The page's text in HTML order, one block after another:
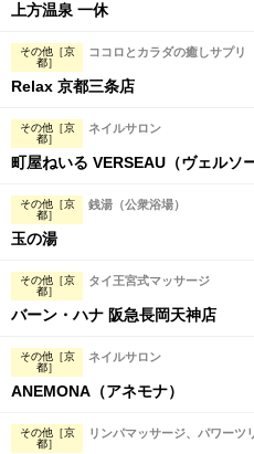
上方温泉 一休
その他［京
都］
ココロとカラダの癒しサプリ
Relax 京都三条店
その他［京
都］
ネイルサロン
町屋ねいる VERSEAU（ヴェルソー
その他［京
都］
銭湯（公衆浴場）
玉の湯
その他［京
都］
タイ王宮式マッサージ
バーン・ハナ 阪急長岡天神店
その他［京
都］
ネイルサロン
ANEMONA（アネモナ）
その他［京
都］
リンパマッサージ、パワーツ